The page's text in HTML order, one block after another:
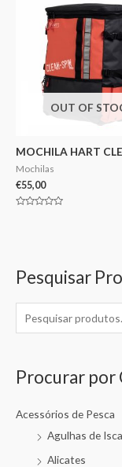
Pesquisar
Procurar por
Acessórios de Pesca
Agulhas de
Alicates
OUT OF
MOCHILA HART
Mochilas
€55,00